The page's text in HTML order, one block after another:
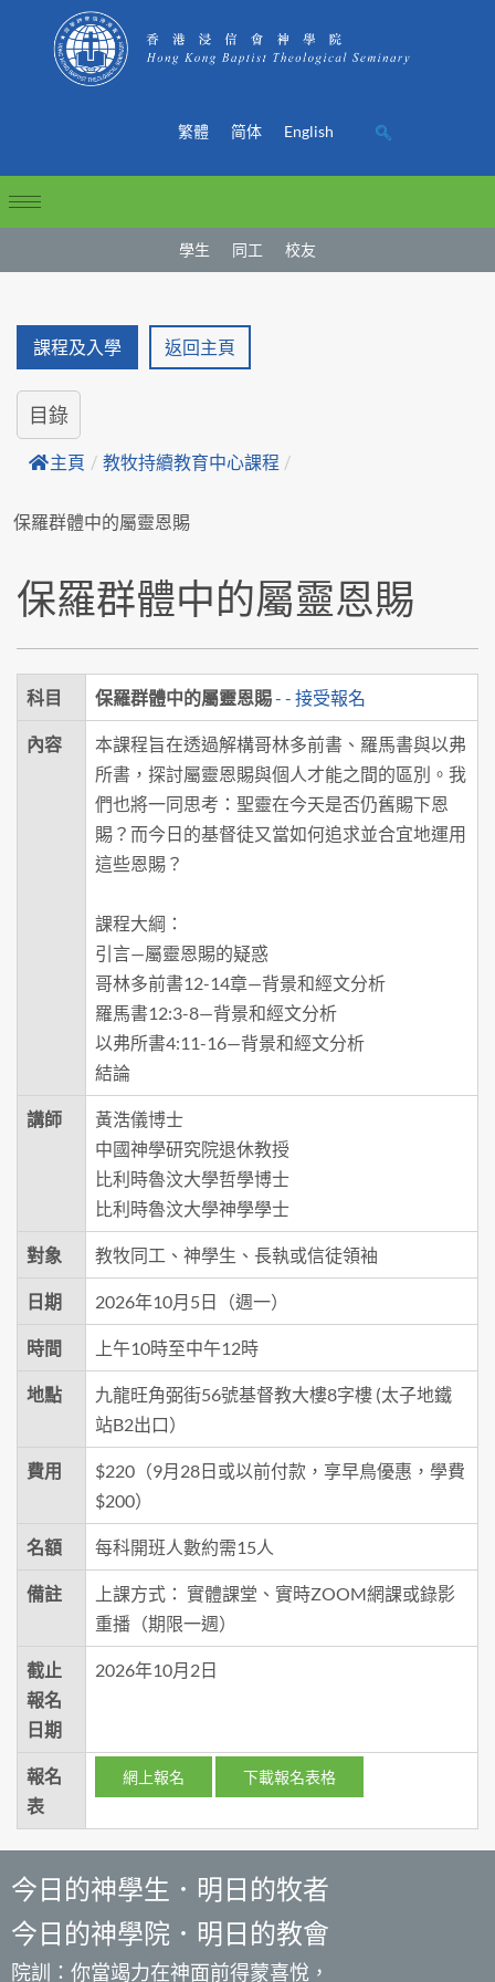
繁體 简体 English
學生 同工 校友
課程及入學 返回主頁
目錄
主頁 / 教牧持續教育中心課程 /
保羅群體中的屬靈恩賜
保羅群體中的屬靈恩賜
科目 保羅群體中的屬靈恩賜- - 接受報名
內容
本課程旨在透過解構哥林多前書、羅馬書與以弗
所書，探討屬靈恩賜與個人才能之間的區別。我
們也將一同思考：聖靈在今天是否仍舊賜下恩
賜？而今日的基督徒又當如何追求並合宜地運用
這些恩賜？
課程大綱：
引言—屬靈恩賜的疑惑
哥林多前書12-14章—背景和經文分析
羅馬書12:3-8—背景和經文分析
以弗所書4:11-16—背景和經文分析
結論
講師
黃浩儀博士
中國神學研究院退休教授
比利時魯汶大學哲學博士
比利時魯汶大學神學學士
對象 教牧同工、神學生、長執或信徒領袖
日期 2026年10月5日（週一）
時間 上午10時至中午12時
地點
九龍旺角弼街56號基督教大樓8字樓 (太子地鐵
站B2出口）
費用
$220（9月28日或以前付款，享早鳥優惠，學費
$200）
名額 每科開班人數約需15人
備註
上課方式： 實體課堂、實時ZOOM網課或錄影
重播（期限一週）
截止
報名
日期
2026年10月2日
報名
表
網上報名 下載報名表格
今日的神學生．明日的牧者
今日的神學院．明日的教會
院訓：你當竭力在神面前得蒙喜悅，